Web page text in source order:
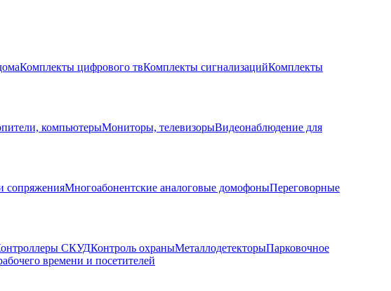
Комплекты цифрового твКомплекты сигнализацийКомплекты
компьютерыМониторы, телевизорыВидеонаблюдение для
сопряженияМногоабонентские аналоговые домофоныПереговорные
СКУДКонтроль охраныМеталлодетекторыПарковочное
времени и посетителей